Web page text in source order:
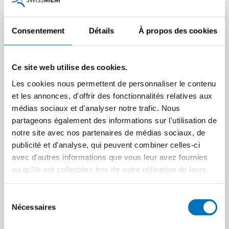
Consentement Détails À propos des cookies
Ce site web utilise des cookies.
Les cookies nous permettent de personnaliser le contenu
et les annonces, d'offrir des fonctionnalités relatives aux
médias sociaux et d'analyser notre trafic. Nous
partageons également des informations sur l'utilisation de
notre site avec nos partenaires de médias sociaux, de
publicité et d'analyse, qui peuvent combiner celles-ci
avec d'autres informations que vous leur avez fournies
ou qu'ils ont collectées lors de votre utilisation de leurs
Nécessaires
?
l’autorité de conciliation, une autorisation de procéder est
droit de porter l’action devant le tribunal dans un délai de
trois mois à compter de la délivrance de l’autorisation de
procéder (art. 209 CPC).
Coûts
En règle générale, dans les litiges de droit du travail allant
conciliation ni pour la procédure juridique. Il n’est (pour le
moment) pas non plus alloué de dépens en procédure de